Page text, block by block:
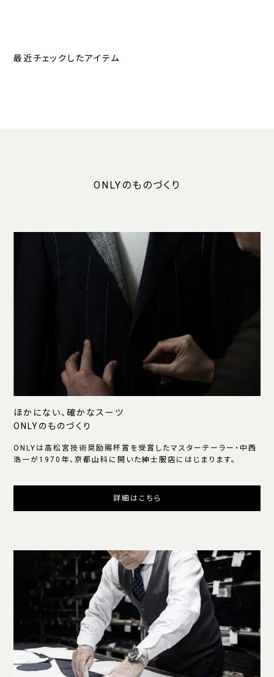
最近チェックしたアイテム
ONLYのものづくり
ほかにない、確かなスーツ
ONLYのものづくり
ONLYは高松宮技術奨励賜杯賞を受賞したマスターテーラー・中西
浩一が1970年、京都山科に開いた紳士服店にはじまります。
詳細はこちら